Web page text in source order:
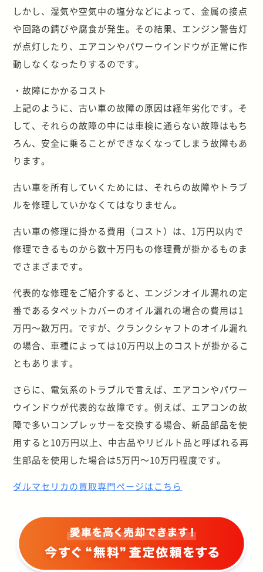
しかし、湿気や空気中の塩分などによって、金属の接点
や回路の錆びや腐食が発生。その結果、エンジン警告灯
が点灯したり、エアコンやパワーウインドウが正常に作
動しなくなったりするのです。
・故障にかかるコスト
上記のように、古い車の故障の原因は経年劣化です。そ
して、それらの故障の中には車検に通らない故障はもち
ろん、安全に乗ることができなくなってしまう故障もあ
ります。
古い車を所有していくためには、それらの故障やトラブ
ルを修理していかなくてはなりません。
古い車の修理に掛かる費用（コスト）は、1万円以内で
修理できるものから数十万円もの修理費が掛かるものま
でさまざまです。
代表的な修理をご紹介すると、エンジンオイル漏れの定
番であるタペットカバーのオイル漏れの場合の費用は1
万円～数万円。ですが、クランクシャフトのオイル漏れ
の場合、車種によっては10万円以上のコストが掛かるこ
ともあります。
さらに、電気系のトラブルで言えば、エアコンやパワー
ウインドウが代表的な故障です。例えば、エアコンの故
障で多いコンプレッサーを交換する場合、新品部品を使
用すると10万円以上、中古品やリビルト品と呼ばれる再
生部品を使用した場合は5万円～10万円程度です。
ダルマセリカの買取専門ページはこちら